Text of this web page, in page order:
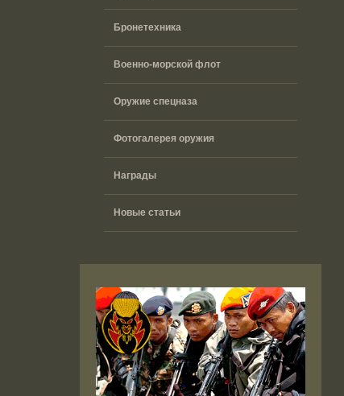
Бронетехника
Военно-морской флот
Оружие спецназа
Фотогалерея оружия
Награды
Новые статьи